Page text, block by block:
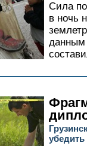
Сила
в ночь
данным
убедить